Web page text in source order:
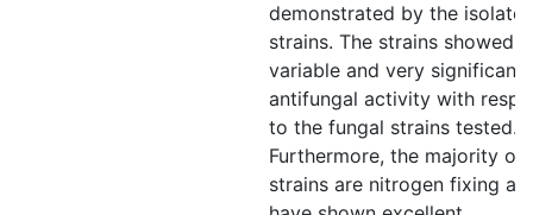
demonstrated by the
strains. The strains showed
variable and very significant
antifungal activity with
to the fungal strains tested.
Furthermore, the majority of
strains are nitrogen fixing